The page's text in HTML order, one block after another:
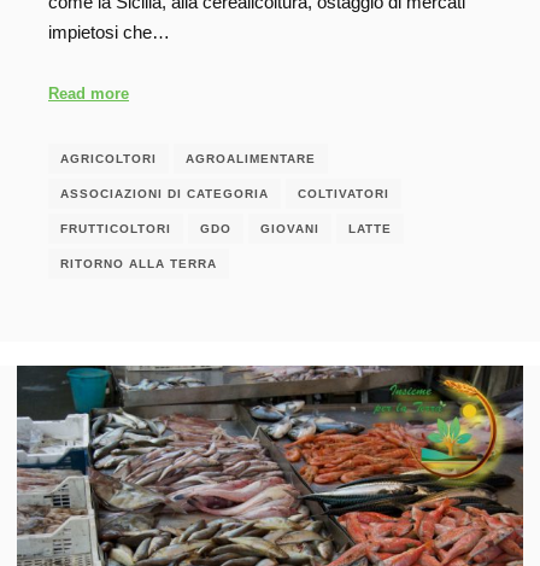
impietosi che…
Read more
AGRICOLTORI AGROALIMENTARE
ASSOCIAZIONI DI CATEGORIA COLTIVATORI
FRUTTICOLTORI GDO GIOVANI LATTE
RITORNO ALLA TERRA